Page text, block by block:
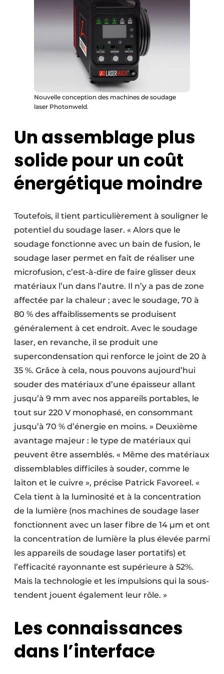
Nouvelle conception des machines de soudage
laser Photonweld.
Un assemblage plus
solide pour un coût
énergétique moindre
Toutefois, il tient particulièrement à souligner le
potentiel du soudage laser. « Alors que le
soudage fonctionne avec un bain de fusion, le
soudage laser permet en fait de réaliser une
microfusion, c’est-à-dire de faire glisser deux
matériaux l’un dans l’autre. Il n’y a pas de zone
affectée par la chaleur ; avec le soudage, 70 à
80 % des affaiblissements se produisent
généralement à cet endroit. Avec le soudage
laser, en revanche, il se produit une
supercondensation qui renforce le joint de 20 à
35 %. Grâce à cela, nous pouvons aujourd’hui
souder des matériaux d’une épaisseur allant
jusqu’à 9 mm avec nos appareils portables, le
tout sur 220 V monophasé, en consommant
jusqu’à 70 % d’énergie en moins. » Deuxième
avantage majeur : le type de matériaux qui
peuvent être assemblés. « Même des matériaux
dissemblables difficiles à souder, comme le
laiton et le cuivre », précise Patrick Favoreel. «
Cela tient à la luminosité et à la concentration
de la lumière (nos machines de soudage laser
fonctionnent avec un laser fibre de 14 µm et ont
la concentration de lumière la plus élevée parmi
les appareils de soudage laser portatifs) et
l’efficacité rayonnante est supérieure à 52%.
Mais la technologie et les impulsions qui la sous-
tendent jouent également leur rôle. »
Les connaissances
dans l’interface